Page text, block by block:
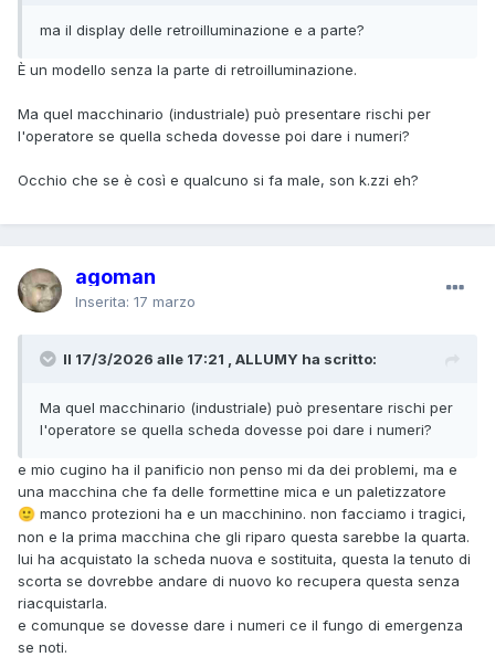
ma il display delle retroilluminazione e a parte?
È un modello senza la parte di retroilluminazione.
Ma quel macchinario (industriale) può presentare rischi per
l'operatore se quella scheda dovesse poi dare i numeri?
Occhio che se è così e qualcuno si fa male, son k.zzi eh?
agoman
Inserita: 17 marzo
Il 17/3/2026 alle 17:21 , ALLUMY ha scritto:
Ma quel macchinario (industriale) può presentare rischi per
l'operatore se quella scheda dovesse poi dare i numeri?
e mio cugino ha il panificio non penso mi da dei problemi, ma e
una macchina che fa delle formettine mica e un paletizzatore
🙂 manco protezioni ha e un macchinino. non facciamo i tragici,
non e la prima macchina che gli riparo questa sarebbe la quarta.
lui ha acquistato la scheda nuova e sostituita, questa la tenuto di
scorta se dovrebbe andare di nuovo ko recupera questa senza
riacquistarla.
e comunque se dovesse dare i numeri ce il fungo di emergenza
se noti.